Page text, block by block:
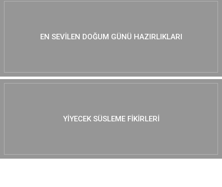
EN SEVILEN DOĞUM GÜNÜ HAZIRLIKLARI
YIYECEK SÜSLEME FIKIRLERI